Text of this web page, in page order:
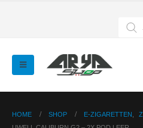
search
HOME SHOP E-ZIGARETTEN